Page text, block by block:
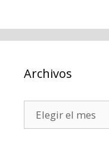
Archivos